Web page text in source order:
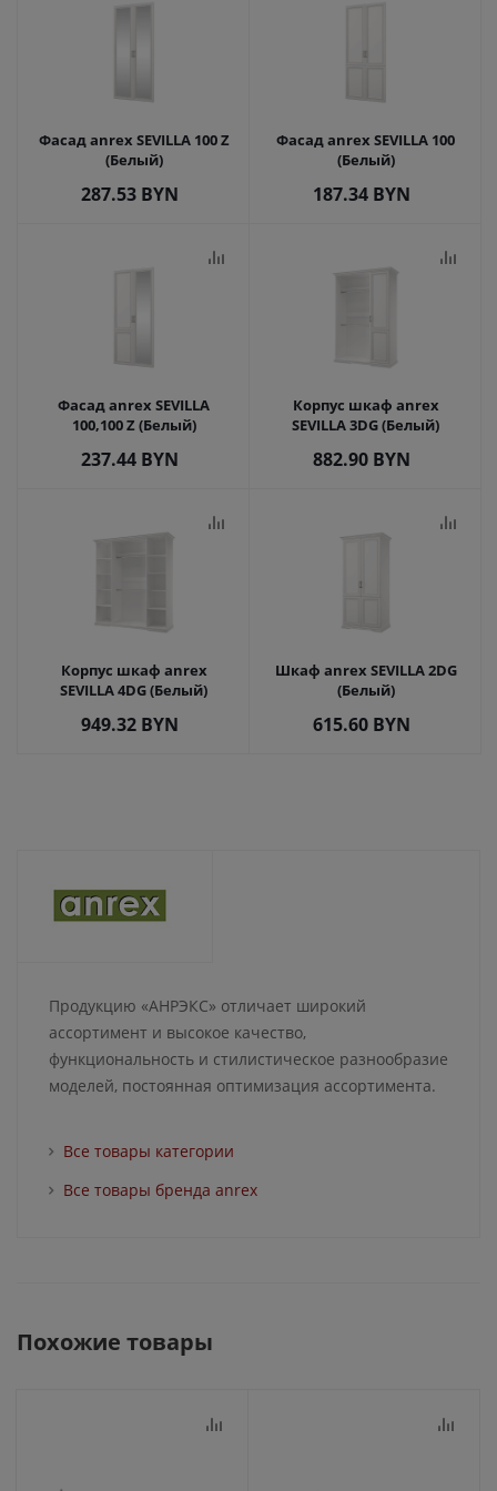
Фасад anrex SEVILLA 100 Z
(Белый)
287.53 BYN
Фасад anrex SEVILLA 100
(Белый)
187.34 BYN
Фасад anrex SEVILLA
100,100 Z (Белый)
237.44 BYN
Корпус шкаф anrex
SEVILLA 3DG (Белый)
882.90 BYN
Корпус шкаф anrex
SEVILLA 4DG (Белый)
949.32 BYN
Шкаф anrex SEVILLA 2DG
(Белый)
615.60 BYN
Продукцию «АНРЭКС» отличает широкий
ассортимент и высокое качество,
функциональность и стилистическое разнообразие
моделей, постоянная оптимизация ассортимента.
Все товары категории
Все товары бренда anrex
Похожие товары